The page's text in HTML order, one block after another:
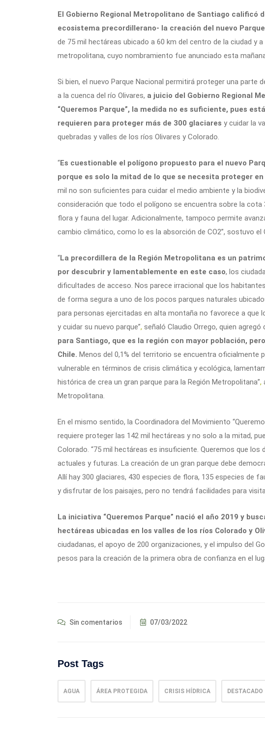
El Gobierno Regional Metropolitano de Santiago calificó
ecosistema precordillerano- la creación del nuevo
de 75 mil hectáreas ubicado a 60 km del centro de la ciudad y
metropolitana, cuyo nombramiento fue anunciado esta
Si bien, el nuevo Parque Nacional permitirá proteger una parte
a la cuenca del río Olivares, a juicio del Gobierno Regional
“Queremos Parque”, la medida no es suficiente, pues
requieren para proteger más de 300 glaciares y cuidar la
quebradas y valles de los ríos Olivares y Colorado.
“Es cuestionable el polígono propuesto para el nuevo
porque es solo la mitad de lo que se necesita proteger en
mil no son suficientes para cuidar el medio ambiente y la
consideración que todo el polígono se encuentra sobre la
flora y fauna del lugar. Adicionalmente, tampoco permite
cambio climático, como lo es la absorción de CO2”, sostuvo el
“La precordillera de la Región Metropolitana es un
por descubrir y lamentablemente en este caso, los
dificultades de acceso. Nos parece irracional que los
de forma segura a uno de los pocos parques naturales
para personas ejercitadas en alta montaña no favorece a que
y cuidar su nuevo parque”, señaló Claudio Orrego, quien agregó
para Santiago, que es la región con mayor población,
Chile. Menos del 0,1% del territorio se encuentra oficialmente
vulnerable en términos de crisis climática y ecológica,
histórica de crea un gran parque para la Región Metropolitana”,
Metropolitana.
En el mismo sentido, la Coordinadora del Movimiento
requiere proteger las 142 mil hectáreas y no solo a la mitad,
Colorado. “75 mil hectáreas es insuficiente. Queremos que los
actuales y futuras. La creación de un gran parque debe
Allí hay 300 glaciares, 430 especies de flora, 135 especies de
y disfrutar de los paisajes, pero no tendrá facilidades para
La iniciativa “Queremos Parque” nació el año 2019 y
hectáreas ubicadas en los valles de los ríos Colorado y
ciudadanas, el apoyo de 200 organizaciones, y el impulso del
pesos para la creación de la primera obra de confianza en el
Sin comentarios 07/03/2022
Post Tags
AGUA ÁREA PROTEGIDA CRISIS HÍDRICA DESTACADO